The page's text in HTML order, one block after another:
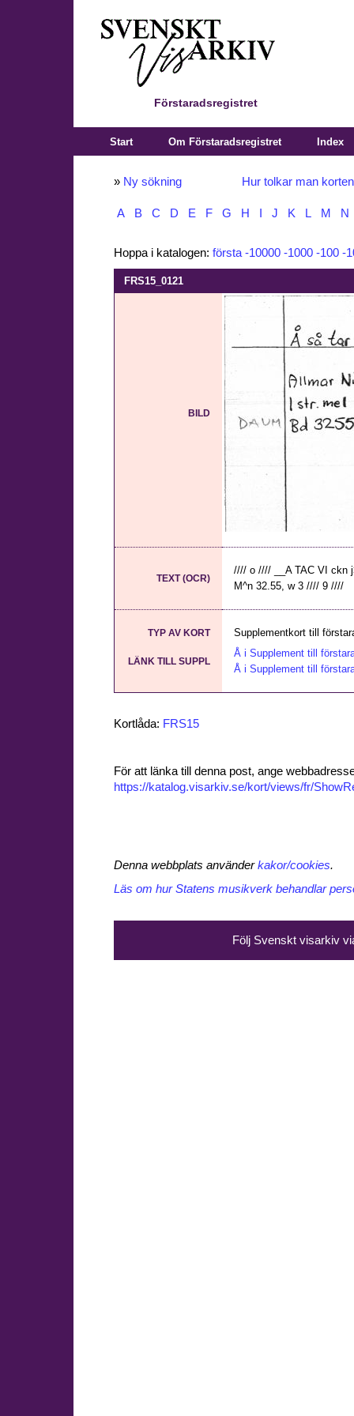
Förstaradsregistret
Start Om Förstaradsregistret Index
» Ny sökning Hur tolkar man
A B C D E F G H J K L M N
Hoppa i katalogen: första -10000 -1000 -100 -
FRS15_0121
BILD
TEXT (OCR)
//// o //// __A TAC VI ckn
M^n 32.55, w 3 //// 9 ////
TYP AV KORT Supplementkort till
LÄNK TILL SUPPL
Å i Supplement till
Å i Supplement till
Kortlåda: FRS15
För att länka till denna post, ange
https://katalog.visarkiv.se/kort/views/fr/
Denna webbplats använderkakor/cookies.
Läs om hur Statens musikverk behandlar
Följ Svenskt visarkiv